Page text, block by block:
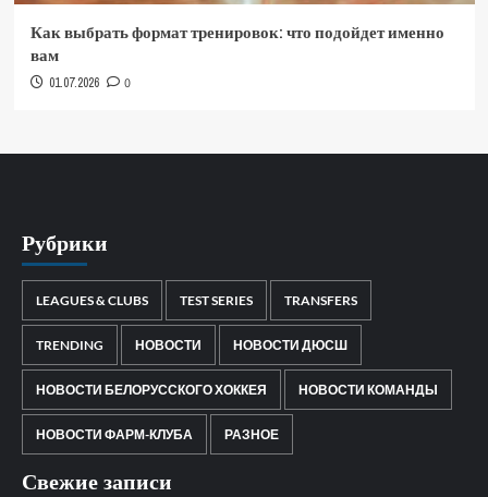
Как выбрать формат тренировок: что подойдет именно
вам
01.07.2026 0
Рубрики
LEAGUES & CLUBS TEST SERIES TRANSFERS
TRENDING НОВОСТИ НОВОСТИ ДЮСШ
НОВОСТИ БЕЛОРУССКОГО ХОККЕЯ НОВОСТИ КОМАНДЫ
НОВОСТИ ФАРМ-КЛУБА РАЗНОЕ
Свежие записи